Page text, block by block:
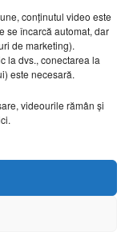
conținutul video este
se încarcă automat, dar
de marketing).
la dvs., conectarea la
este necesară.
videourile rămân și
43